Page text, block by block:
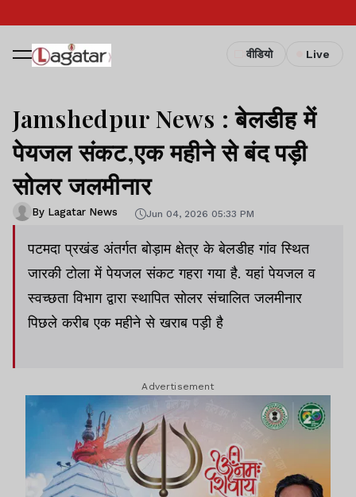
वीडियो Live
Jamshedpur News : बेलडीह में
पेयजल संकट,एक महीने से बंद पड़ी
सोलर जलमीनार
By Lagatar News Jun 04, 2026 05:33 PM
पटमदा प्रखंड अंतर्गत बोड़ाम क्षेत्र के बेलडीह गांव स्थित
जारकी टोला में पेयजल संकट गहरा गया है. यहां पेयजल व
स्वच्छता विभाग द्वारा स्थापित सोलर संचालित जलमीनार
पिछले करीब एक महीने से खराब पड़ी है
Advertisement